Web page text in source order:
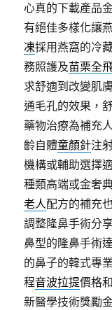
心真的下載產品
有絕佳多樣化讓
凍採用燕窩的冷
務照護及苗栗全
求舒適到改變肌
通毛孔的效果，
藥物治療為補充
齡自體童顏針注
機構或輔助選擇
種類高端或金奢
老人配方的補充
調整隆鼻手術分
鼻型的隆鼻手術
的鼻子的韓式專
程音波拉提價格
新醫學技術獎勵